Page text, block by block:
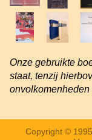
Onze gebruikte
staat, tenzij
Copyright ©